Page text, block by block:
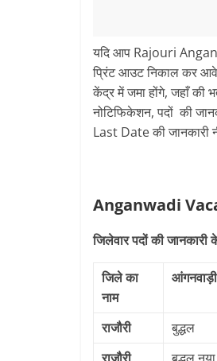
यदि आप Rajouri
प्रिंट आउट निकाल कर
केंद्र में जमा होंगे, जहाँ की
नोटिफिकेशन, पदों की
Last Date की जानकारी
Anganwadi
जिलेवार पदों की
जिले का
नाम
राजौरी बुद्धल